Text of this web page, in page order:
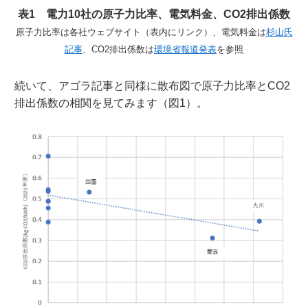
表1 電力10社の原子力比率、電気料金、CO2排出係数
原子力比率は各社ウェブサイト（表内にリンク）、電気料金は杉山氏
記事 、CO2排出係数は環境省報道発表を参照
続いて、アゴラ記事と同様に散布図で原子力比率とCO2
排出係数の相関を見てみます（図1）。